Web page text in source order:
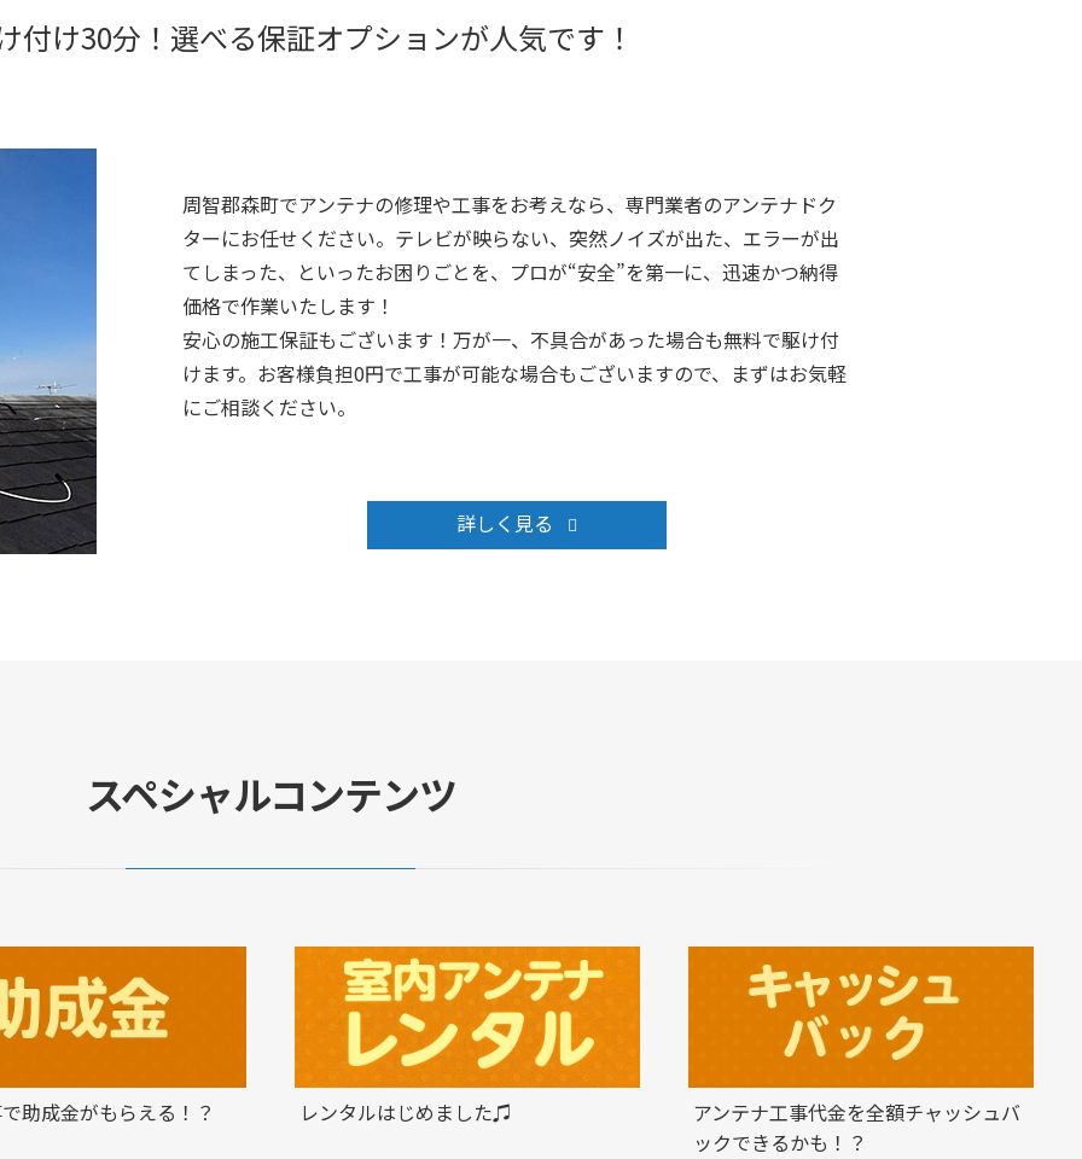
付け30分！選べる保証オプションが人気です！
周智郡森町でアンテナの修理や工事をお考えなら、専門業者のアンテナドク
ターにお任せください。テレビが映らない、突然ノイズが出た、エラーが出
てしまった、といったお困りごとを、プロが“安全”を第一に、迅速かつ納得
価格で作業いたします！
安心の施工保証もございます！万が一、不具合があった場合も無料で駆け付
けます。お客様負担0円で工事が可能な場合もございますので、まずはお気軽
にご相談ください。
詳しく見る
スペシャルコンテンツ
助成金がもらえる！？ レンタルはじめました♫
アンテナ工事代金を全額チャッシュバ
ックできるかも！？